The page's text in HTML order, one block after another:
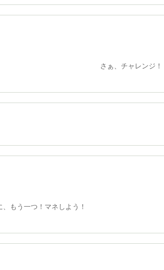
チャレンジ！
に、もう一つ！マネしよう！